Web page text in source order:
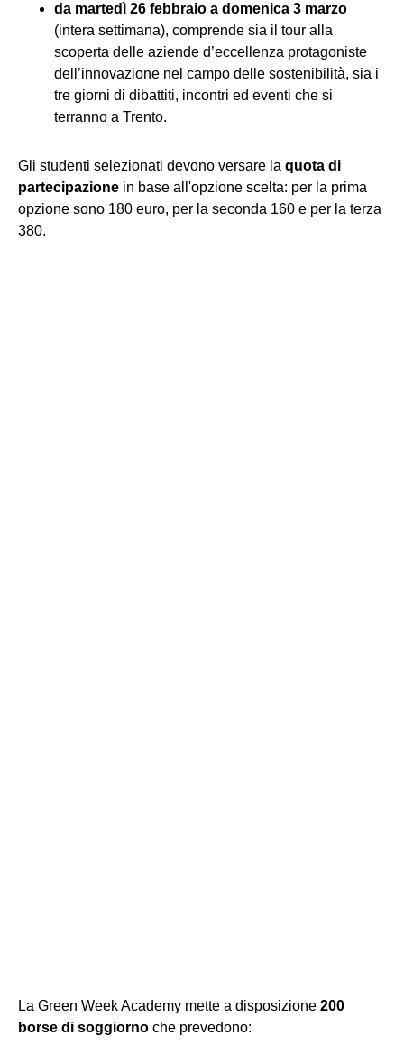
da martedì 26 febbraio a domenica 3 marzo
(intera settimana), comprende sia il tour alla
scoperta delle aziende d’eccellenza protagoniste
dell’innovazione nel campo delle sostenibilità, sia i
tre giorni di dibattiti, incontri ed eventi che si
terranno a Trento.
Gli studenti selezionati devono versare la quota di
partecipazione in base all'opzione scelta: per la prima
opzione sono 180 euro, per la seconda 160 e per la terza
380.
La Green Week Academy mette a disposizione 200
borse di soggiorno che prevedono: